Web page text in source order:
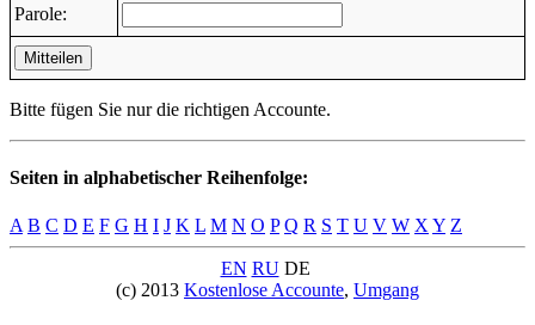
Parole:
Mitteilen
Bitte fügen Sie nur die richtigen Accounte.
Seiten in alphabetischer Reihenfolge:
A B C D E F G H I J K L M N O P Q R S T U V W X Y Z
EN RUDE
(c) 2013 Kostenlose Accounte, Umgang